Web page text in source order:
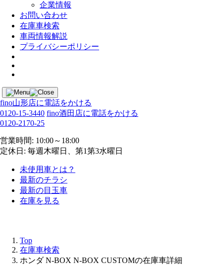
企業情報
お問い合わせ
在庫車検索
車両情報解説
プライバシーポリシー
fino山形店に電話をかける
0120-15-3440 fino酒田店に電話をかける
0120-2170-25
営業時間: 10:00～18:00
定休日: 毎週木曜日、第1第3水曜日
未使用車とは？
最新のチラシ
最新の目玉車
在庫を見る
Top
在庫車検索
ホンダ N-BOX N-BOX CUSTOMの在庫車詳細